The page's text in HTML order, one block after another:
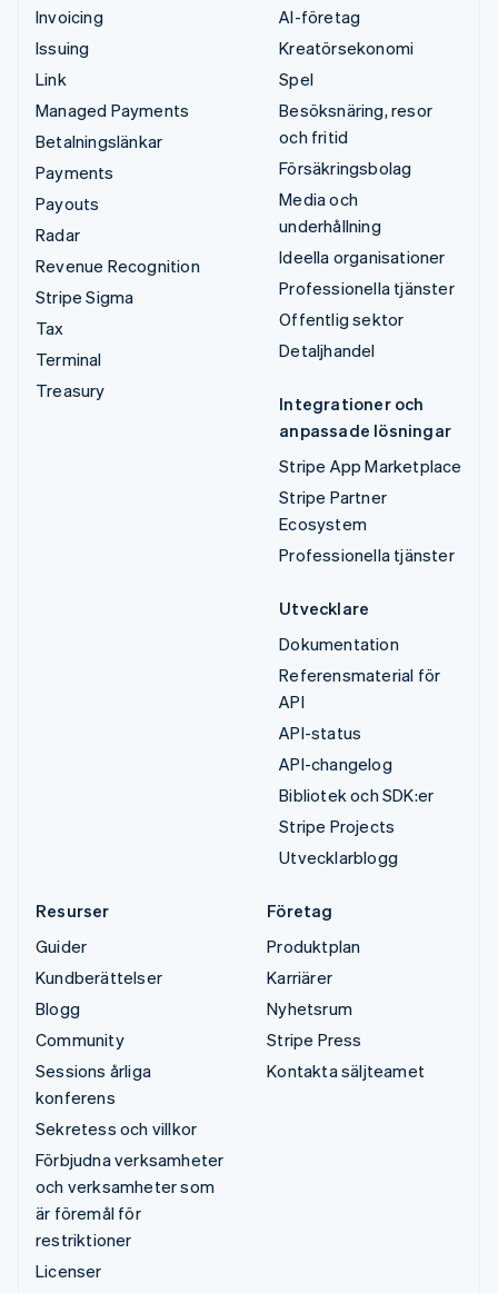
Invoicing
Issuing
Link
Managed Payments
Betalningslänkar
Payments
Payouts
Radar
Revenue Recognition
Stripe Sigma
Tax
Terminal
Treasury
AI-företag
Kreatörsekonomi
Spel
Besöksnäring, resor
och fritid
Försäkringsbolag
Media och
underhållning
Ideella organisationer
Professionella tjänster
Offentlig sektor
Detaljhandel
Integrationer och
anpassade lösningar
Stripe App Marketplace
Stripe Partner
Ecosystem
Professionella tjänster
Utvecklare
Dokumentation
Referensmaterial för
API
API-status
API-changelog
Bibliotek och SDK:er
Stripe Projects
Utvecklarblogg
Resurser
Guider
Kundberättelser
Blogg
Community
Sessions årliga
konferens
Sekretess och villkor
Förbjudna verksamheter
och verksamheter som
är föremål för
restriktioner
Licenser
Företag
Produktplan
Karriärer
Nyhetsrum
Stripe Press
Kontakta säljteamet